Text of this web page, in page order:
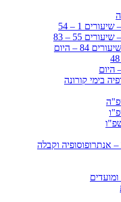
1 – 54
55 – 83
84 – היום
בימי קורונה
– אנתרופוסופיה וקבלה